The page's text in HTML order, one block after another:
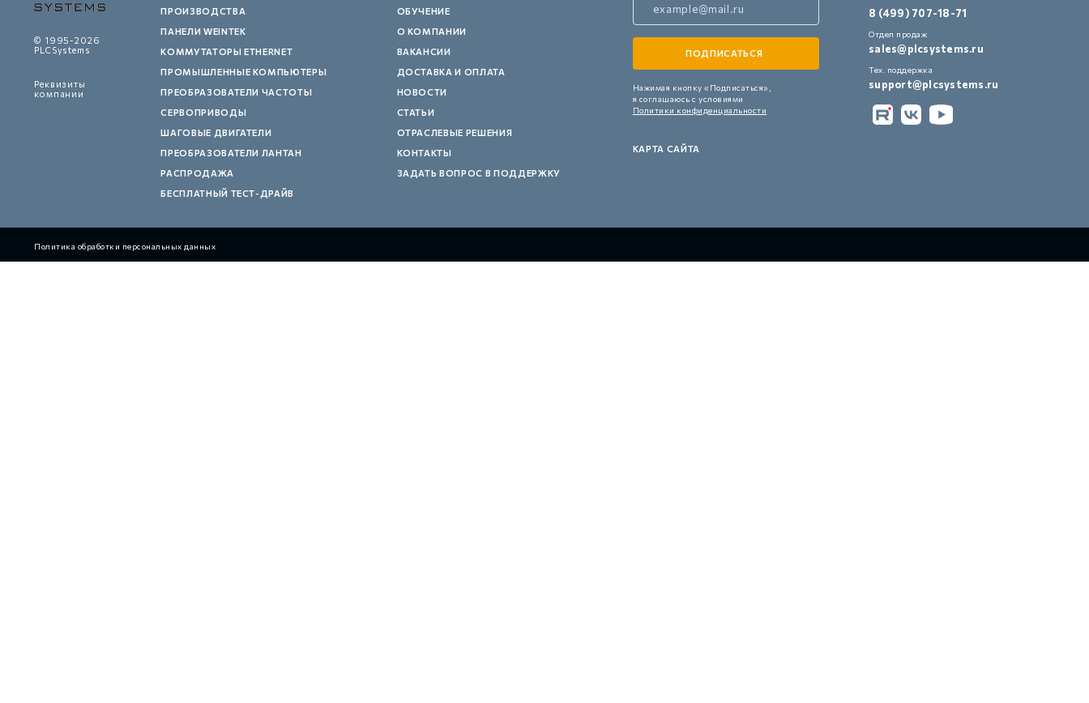
© 1995-2026
PLCSystems
Реквизиты
компании
ПРОИЗВОДСТВА
ПАНЕЛИ WEINTEK
КОММУТАТОРЫ ETHERNET
ПРОМЫШЛЕННЫЕ КОМПЬЮТЕРЫ
ПРЕОБРАЗОВАТЕЛИ ЧАСТОТЫ
СЕРВОПРИВОДЫ
ШАГОВЫЕ ДВИГАТЕЛИ
ПРЕОБРАЗОВАТЕЛИ ЛАНТАН
РАСПРОДАЖА
БЕСПЛАТНЫЙ ТЕСТ-ДРАЙВ
ОБУЧЕНИЕ
О КОМПАНИИ
ВАКАНСИИ
ДОСТАВКА И ОПЛАТА
НОВОСТИ
СТАТЬИ
ОТРАСЛЕВЫЕ РЕШЕНИЯ
КОНТАКТЫ
ЗАДАТЬ ВОПРОС В ПОДДЕРЖКУ
Нажимая кнопку «Подписаться»,
я соглашаюсь с условиями
Политики конфиденциальности
КАРТА САЙТА
8 (499) 707-18-71
Отдел продаж
sales@plcsystems.ru
Тех. поддержка
support@plcsystems.ru
Политика обработки персональных данных